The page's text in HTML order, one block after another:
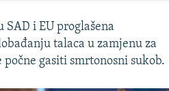
i EU proglašena
talaca u zamjenu za
gasiti smrtonosni sukob.